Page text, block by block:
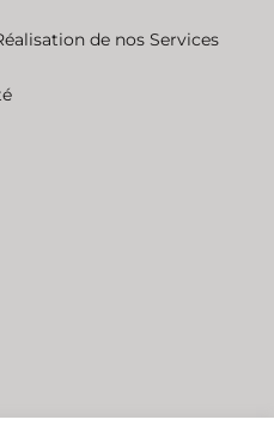
de nos Services